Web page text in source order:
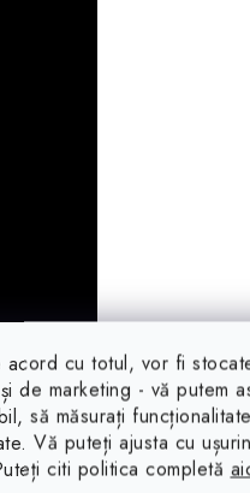
acord cu totul, vor fi
de marketing - vă putem
să măsurați
Vă puteți ajusta cu
citi politica completă
ont été
où,
peuvent